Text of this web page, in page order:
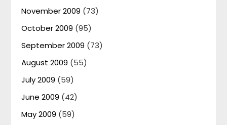
November 2009 (73)
October 2009 (95)
September 2009 (73)
August 2009 (55)
July 2009 (59)
June 2009 (42)
May 2009 (59)